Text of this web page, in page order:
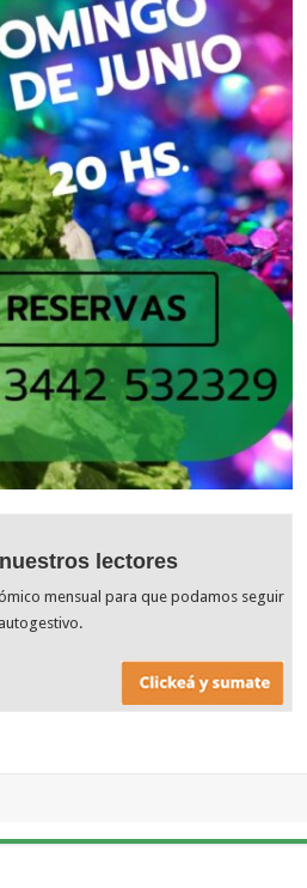
lectores
mensual para que podamos seguir